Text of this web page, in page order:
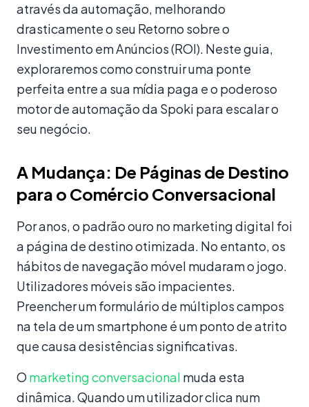
através da automação, melhorando
drasticamente o seu Retorno sobre o
Investimento em Anúncios (ROI). Neste guia,
exploraremos como construir uma ponte
perfeita entre a sua mídia paga e o poderoso
motor de automação da Spoki para escalar o
seu negócio.
A Mudança: De Páginas de Destino
para o Comércio Conversacional
Por anos, o padrão ouro no marketing digital foi
a página de destino otimizada. No entanto, os
hábitos de navegação móvel mudaram o jogo.
Utilizadores móveis são impacientes.
Preencher um formulário de múltiplos campos
na tela de um smartphone é um ponto de atrito
que causa desistências significativas.
O marketing conversacional muda esta
dinâmica. Quando um utilizador clica num